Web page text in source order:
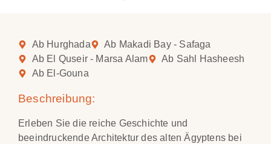
Ab Hurghada
Ab Makadi Bay - Safaga
Ab El Quseir - Marsa Alam
Ab Sahl Hasheesh
Ab El-Gouna
Beschreibung:
Erleben Sie die reiche Geschichte und
beeindruckende Architektur des alten Ägyptens bei